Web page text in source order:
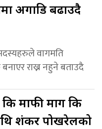
अगाडि बढाउदै
वागमति
राख्न नहुने बताउदै
माफी माग कि
शंकर पोखरेलको